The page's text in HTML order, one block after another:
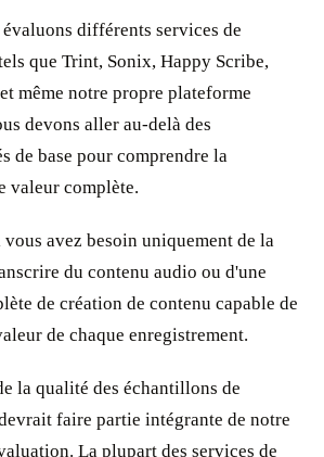
différents services de
que Trint, Sonix, Happy Scribe,
même notre propre plateforme
devons aller au-delà des
de base pour comprendre la
valeur complète.
avez besoin uniquement de la
du contenu audio ou d'une
de création de contenu capable de
de chaque enregistrement.
la qualité des échantillons de
faire partie intégrante de notre
La plupart des services de